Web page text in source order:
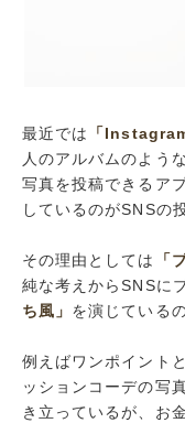
最近では 「
人のアルバムのよう
写真を投稿できるア
しているのがSNSの
その理由としては 「
純な考えからSNSに
ち風」 を演じている
例えばワンポイント
ッションコーデの写
き立っているが、お